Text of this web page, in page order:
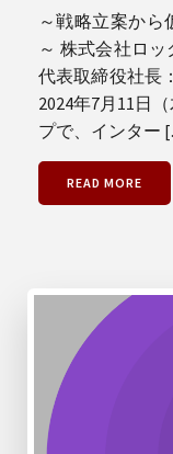
～戦略立案から
～ 株式会社ロッ
代表取締役社長
2024年7月11日
プで、インター
READ MORE